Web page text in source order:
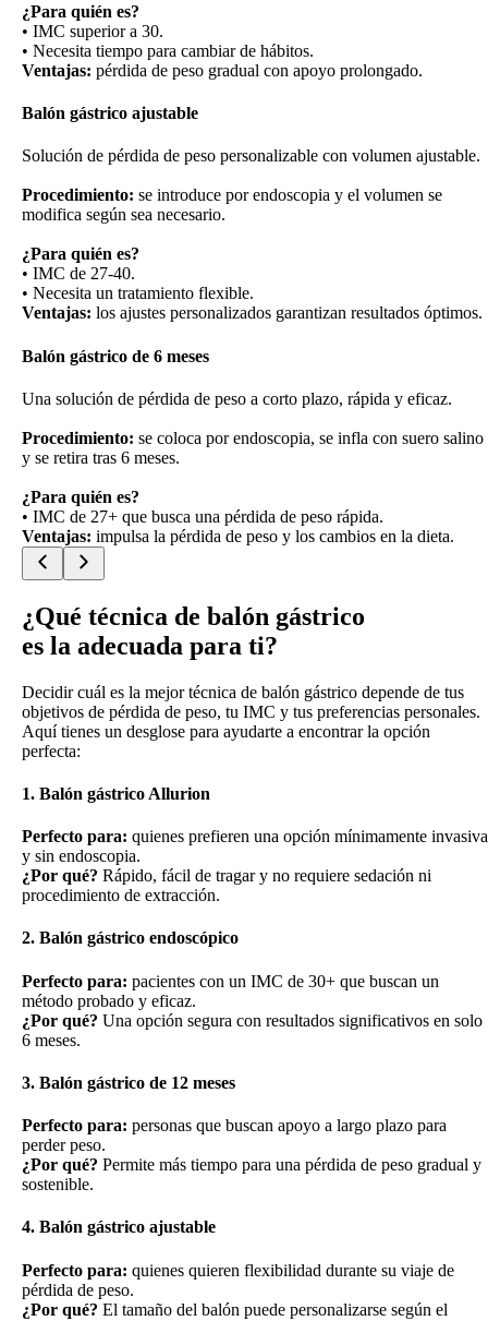
¿Para quién es?
• IMC superior a 30.
• Necesita tiempo para cambiar de hábitos.
Ventajas: pérdida de peso gradual con apoyo prolongado.
Balón gástrico ajustable
Solución de pérdida de peso personalizable con volumen ajustable.
Procedimiento: se introduce por endoscopia y el volumen se
modifica según sea necesario.
¿Para quién es?
• IMC de 27-40.
• Necesita un tratamiento flexible.
Ventajas: los ajustes personalizados garantizan resultados óptimos.
Balón gástrico de 6 meses
Una solución de pérdida de peso a corto plazo, rápida y eficaz.
Procedimiento: se coloca por endoscopia, se infla con suero salino
y se retira tras 6 meses.
¿Para quién es?
• IMC de 27+ que busca una pérdida de peso rápida.
Ventajas: impulsa la pérdida de peso y los cambios en la dieta.
¿Qué técnica de balón gástrico
es la adecuada para ti?
Decidir cuál es la mejor técnica de balón gástrico depende de tus
objetivos de pérdida de peso, tu IMC y tus preferencias personales.
Aquí tienes un desglose para ayudarte a encontrar la opción
perfecta:
1. Balón gástrico Allurion
Perfecto para: quienes prefieren una opción mínimamente invasiva
y sin endoscopia.
¿Por qué? Rápido, fácil de tragar y no requiere sedación ni
procedimiento de extracción.
2. Balón gástrico endoscópico
Perfecto para: pacientes con un IMC de 30+ que buscan un
método probado y eficaz.
¿Por qué? Una opción segura con resultados significativos en solo
6 meses.
3. Balón gástrico de 12 meses
Perfecto para: personas que buscan apoyo a largo plazo para
perder peso.
¿Por qué? Permite más tiempo para una pérdida de peso gradual y
sostenible.
4. Balón gástrico ajustable
Perfecto para: quienes quieren flexibilidad durante su viaje de
pérdida de peso.
¿Por qué? El tamaño del balón puede personalizarse según el